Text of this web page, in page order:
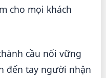
cho mọi khách
cầu nối vững
đến tay người nhận